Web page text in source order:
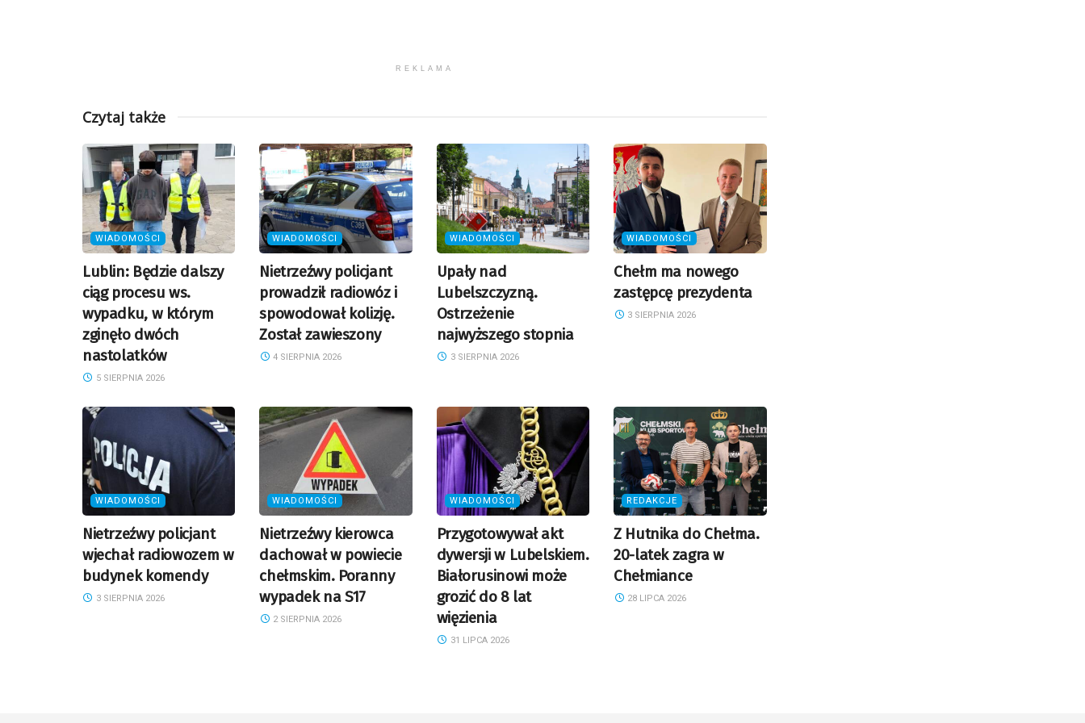
REKLAMA
Czytaj także
WIADOMOŚCI
Lublin: Będzie dalszy
ciąg procesu ws.
wypadku, w którym
zginęło dwóch
nastolatków
5 SIERPNIA 2026
WIADOMOŚCI
Nietrzeźwy policjant
prowadził radiowóz i
spowodował kolizję.
Został zawieszony
4 SIERPNIA 2026
WIADOMOŚCI
Upały nad
Lubelszczyzną.
Ostrzeżenie
najwyższego stopnia
3 SIERPNIA 2026
WIADOMOŚCI
Chełm ma nowego
zastępcę prezydenta
3 SIERPNIA 2026
WIADOMOŚCI
Nietrzeźwy policjant
wjechał radiowozem w
budynek komendy
3 SIERPNIA 2026
WIADOMOŚCI
Nietrzeźwy kierowca
dachował w powiecie
chełmskim. Poranny
wypadek na S17
2 SIERPNIA 2026
WIADOMOŚCI
Przygotowywał akt
dywersji w Lubelskiem.
Białorusinowi może
grozić do 8 lat
więzienia
31 LIPCA 2026
REDAKCJE
Z Hutnika do Chełma.
20-latek zagra w
Chełmiance
28 LIPCA 2026